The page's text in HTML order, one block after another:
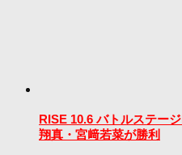
RISE 10.6 バトルステー
翔真・宮﨑若菜が勝利